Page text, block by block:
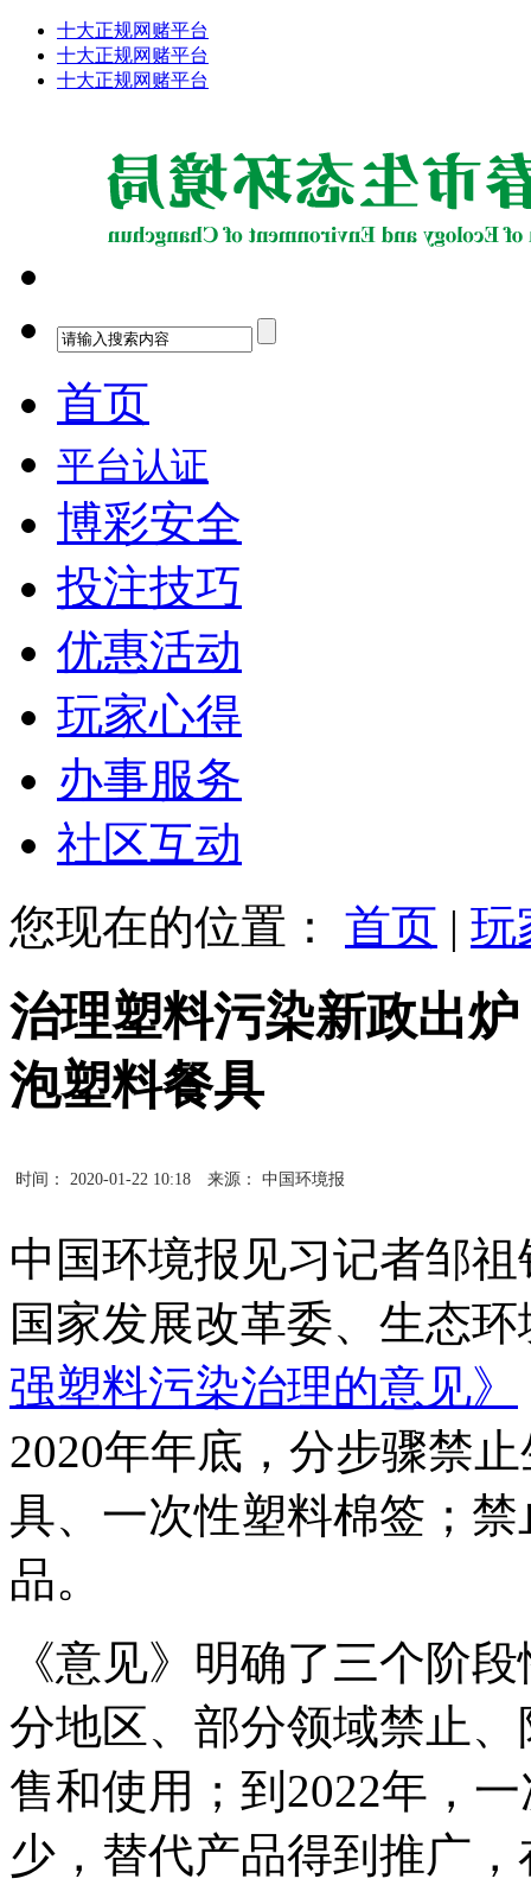
十大正规网赌平台
十大正规网赌平台
十大正规网赌平台
首页
平台认证
博彩安全
投注技巧
优惠活动
玩家心得
办事服务
社区互动
您现在的位置： 首页 | 玩
治理塑料污染新政出
泡塑料餐具
时间： 2020-01-22 10:18 来源： 中国环境报
中国环境报见习记者邹
国家发展改革委、生态
强塑料污染治理的意见》
2020年年底，分步骤禁
具、一次性塑料棉签；
品。
《意见》明确了三个阶
分地区、部分领域禁止
售和使用；到2022年，
少，替代产品得到推广